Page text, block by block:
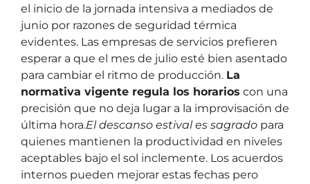
el inicio de la jornada intensiva a mediados de
junio por razones de seguridad térmica
evidentes. Las empresas de servicios prefieren
esperar a que el mes de julio esté bien asentado
para cambiar el ritmo de producción. La
normativa vigente regula los horarios con una
precisión que no deja lugar a la improvisación de
última hora.El descanso estival es sagrado para
quienes mantienen la productividad en niveles
aceptables bajo el sol inclemente. Los acuerdos
internos pueden mejorar estas fechas pero